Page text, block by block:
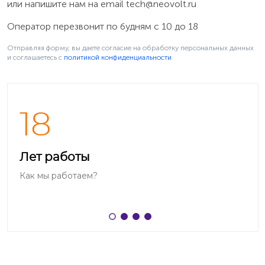
Если Android не работает или телефон не загружается,
то подключите зарядное устройство к телефону и
отпустите кнопку. На некоторых телефонах HTC
или напишите нам на email tech@neovolt.ru
Оператор перезвонит по будням с 10 до 18
Отправляя форму, вы даете согласие на обработку персональных данных
и соглашаетесь c политикой конфиденциальности
18
Лет работы
Как мы работаем?